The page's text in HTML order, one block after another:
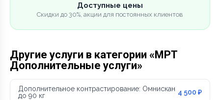
Доступные цены
Скидки до 30%, акции для постоянных клиентов
Другие услуги в категории «МРТ
Дополнительные услуги»
Дополнительное контрастирование: Омнискан
до 90 кг
4 500 ₽